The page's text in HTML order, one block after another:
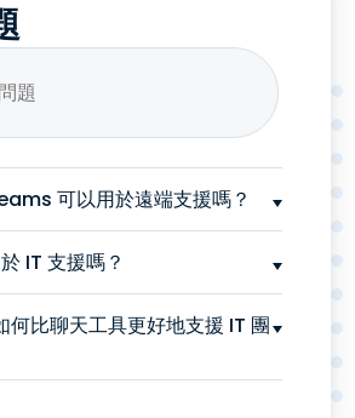
可以用於遠端支援嗎？
IT 支援嗎？
比聊天工具更好地支援 IT 團